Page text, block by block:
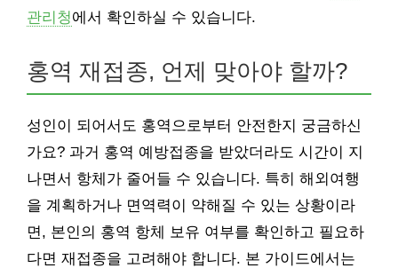
관리청에서 확인하실 수 있습니다.
홍역 재접종, 언제 맞아야 할까?
성인이 되어서도 홍역으로부터 안전한지 궁금하신
가요? 과거 홍역 예방접종을 받았더라도 시간이 지
나면서 항체가 줄어들 수 있습니다. 특히 해외여행
을 계획하거나 면역력이 약해질 수 있는 상황이라
면, 본인의 홍역 항체 보유 여부를 확인하고 필요하
다면 재접종을 고려해야 합니다. 본 가이드에서는